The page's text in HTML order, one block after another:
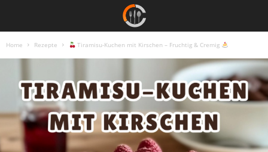
Home Rezepte Tiramisu-Kuchen mit Kirschen – Fruchtig & Cremig